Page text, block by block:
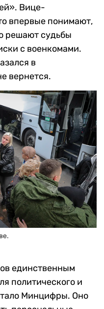
Вице-
впервые понимают,
решают судьбы
с военкомами.
в
вернется.
единственным
политического и
Минцифры. Оно